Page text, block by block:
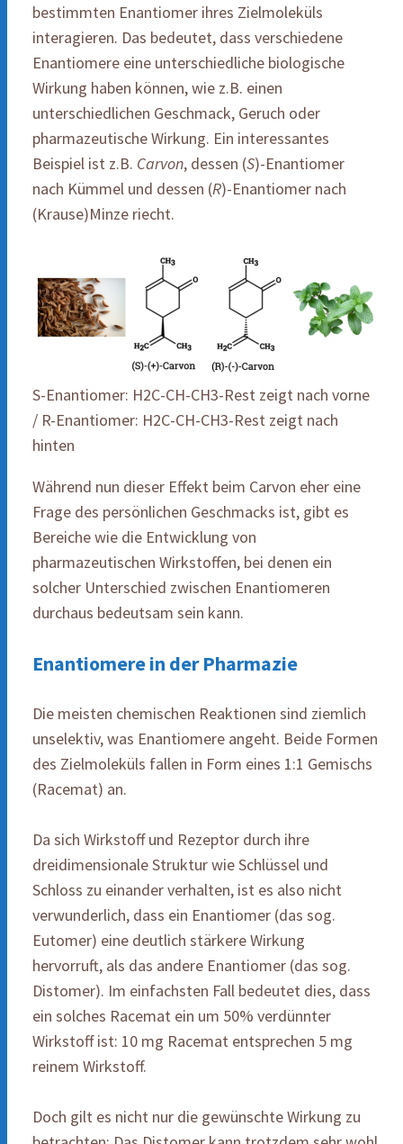
bestimmten Enantiomer ihres Zielmoleküls
interagieren. Das bedeutet, dass verschiedene
Enantiomere eine unterschiedliche biologische
Wirkung haben können, wie z.B. einen
unterschiedlichen Geschmack, Geruch oder
pharmazeutische Wirkung. Ein interessantes
Beispiel ist z.B. Carvon, dessen (S)-Enantiomer
nach Kümmel und dessen (R)-Enantiomer nach
(Krause)Minze riecht.
S-Enantiomer: H2C-CH-CH3-Rest zeigt nach vorne
/ R-Enantiomer: H2C-CH-CH3-Rest zeigt nach
hinten
Während nun dieser Effekt beim Carvon eher eine
Frage des persönlichen Geschmacks ist, gibt es
Bereiche wie die Entwicklung von
pharmazeutischen Wirkstoffen, bei denen ein
solcher Unterschied zwischen Enantiomeren
durchaus bedeutsam sein kann.
Enantiomere in der Pharmazie
Die meisten chemischen Reaktionen sind ziemlich
unselektiv, was Enantiomere angeht. Beide Formen
des Zielmoleküls fallen in Form eines 1:1 Gemischs
(Racemat) an.
Da sich Wirkstoff und Rezeptor durch ihre
dreidimensionale Struktur wie Schlüssel und
Schloss zu einander verhalten, ist es also nicht
verwunderlich, dass ein Enantiomer (das sog.
Eutomer) eine deutlich stärkere Wirkung
hervorruft, als das andere Enantiomer (das sog.
Distomer). Im einfachsten Fall bedeutet dies, dass
ein solches Racemat ein um 50% verdünnter
Wirkstoff ist: 10 mg Racemat entsprechen 5 mg
reinem Wirkstoff.
Doch gilt es nicht nur die gewünschte Wirkung zu